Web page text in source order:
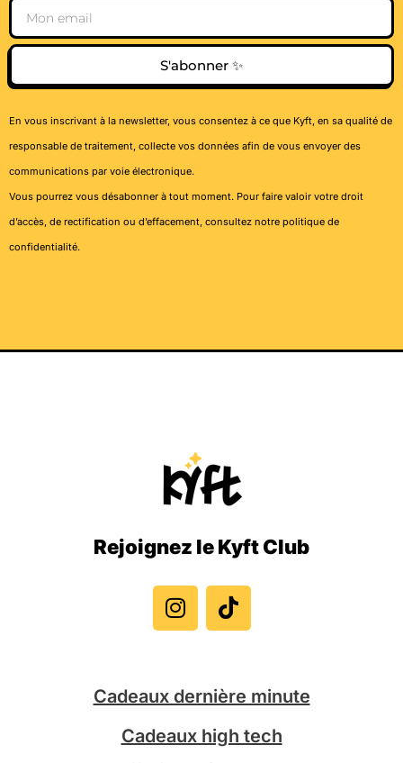
Email
S'abonner ✨
En vous inscrivant à la newsletter, vous consentez à ce que Kyft, en sa qualité de
responsable de traitement, collecte vos données afin de vous envoyer des
communications par voie électronique.
Vous pourrez vous désabonner à tout moment. Pour faire valoir votre droit
d’accès, de rectification ou d’effacement, consultez notre politique de
confidentialité.
Rejoignez le Kyft Club
n
s
t
r
a
m
i
k
t
Cadeaux dernière minute
Cadeaux high tech